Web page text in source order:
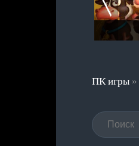
ПК игры »